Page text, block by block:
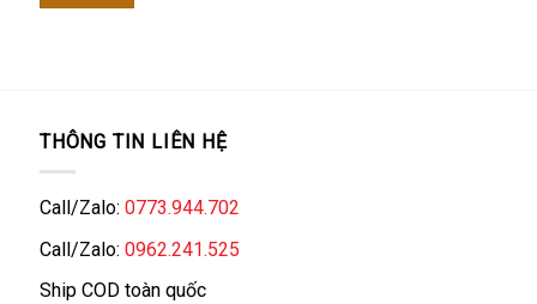
THÔNG TIN LIÊN HỆ
Call/Zalo: 0773.944.702
Call/Zalo: 0962.241.525
Ship COD toàn quốc